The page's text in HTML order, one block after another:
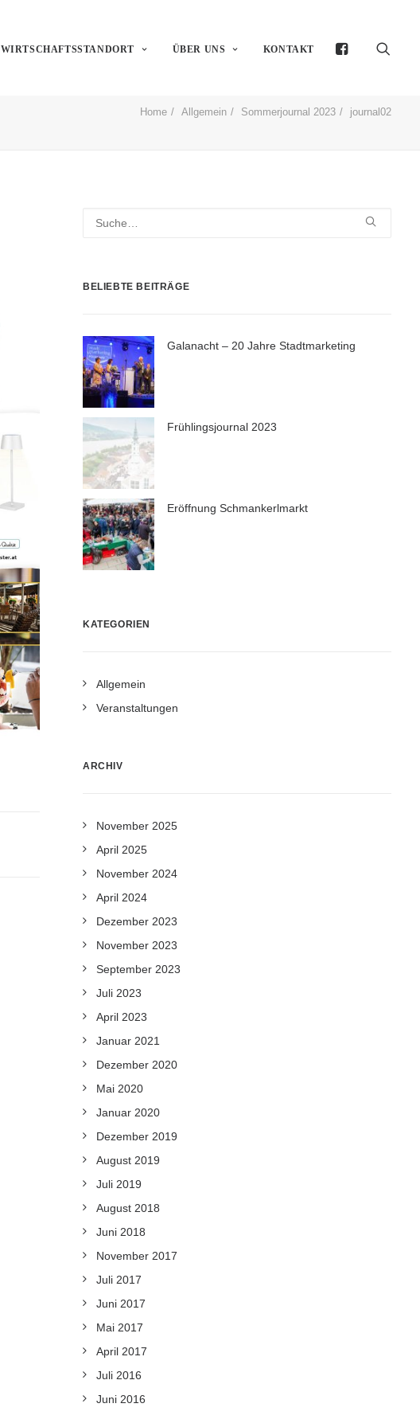
WIRTSCHAFTSSTANDORT ÜBER UNS KONTAKT
Home Allgemein Sommerjournal 2023 journal02
BELIEBTE BEITRÄGE
Galanacht – 20 Jahre Stadtmarketing
Frühlingsjournal 2023
Eröffnung Schmankerlmarkt
KATEGORIEN
Allgemein
Veranstaltungen
ARCHIV
November 2025
April 2025
November 2024
April 2024
Dezember 2023
November 2023
September 2023
Juli 2023
April 2023
Januar 2021
Dezember 2020
Mai 2020
Januar 2020
Dezember 2019
August 2019
Juli 2019
August 2018
Juni 2018
November 2017
Juli 2017
Juni 2017
Mai 2017
April 2017
Juli 2016
Juni 2016